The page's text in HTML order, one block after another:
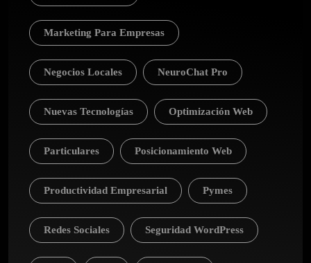
Marketing Para Empresas
Negocios Locales NeuroChat Pro
Nuevas Tecnologías Optimización Web
Particulares Posicionamiento Web
Productividad Empresarial Pymes
Redes Sociales Seguridad WordPress